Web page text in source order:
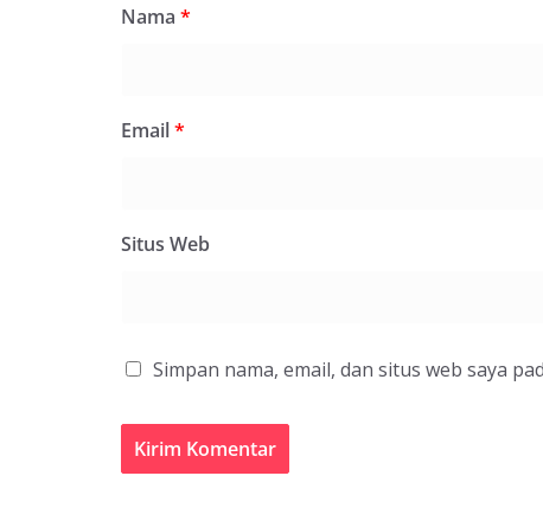
Nama *
Email*
Situs Web
Simpan nama, email, dan situs web saya